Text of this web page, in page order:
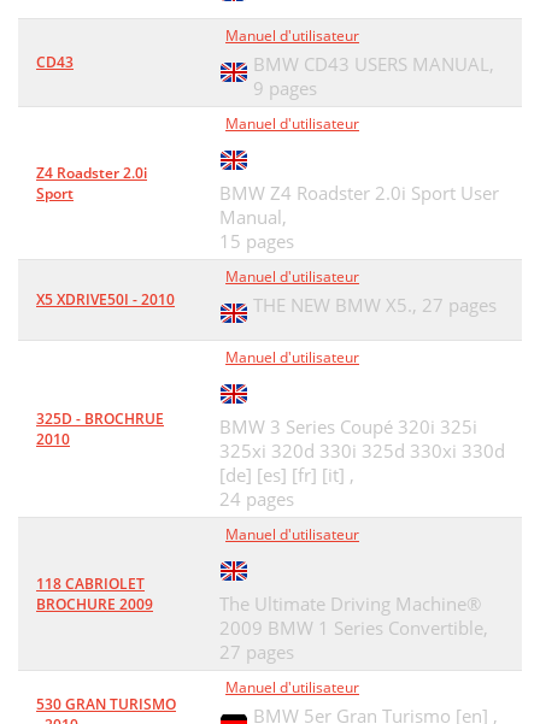
CD43
Manuel d'utilisateur
BMW CD43 USERS MANUAL,
9 pages
Z4 Roadster 2.0i
Sport
Manuel d'utilisateur
BMW Z4 Roadster 2.0i Sport User
Manual,
15 pages
X5 XDRIVE50I - 2010
Manuel d'utilisateur
THE NEW BMW X5., 27 pages
325D - BROCHRUE
2010
Manuel d'utilisateur
BMW 3 Series Coupé 320i 325i
325xi 320d 330i 325d 330xi 330d
[de] [es] [fr] [it] ,
24 pages
118 CABRIOLET
BROCHURE 2009
Manuel d'utilisateur
The Ultimate Driving Machine®
2009 BMW 1 Series Convertible,
27 pages
530 GRAN TURISMO
Manuel d'utilisateur
BMW 5er Gran Turismo [en] ,